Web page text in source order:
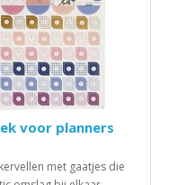
voor planners
met gaatjes die